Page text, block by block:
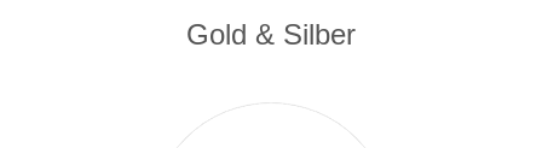
Gold & Silber